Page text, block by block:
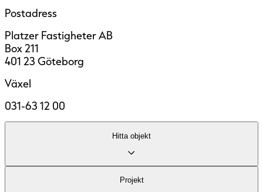
Postadress
Platzer Fastigheter AB
Box 211
401 23 Göteborg
Växel
031-63 12 00
Hitta objekt
Projekt